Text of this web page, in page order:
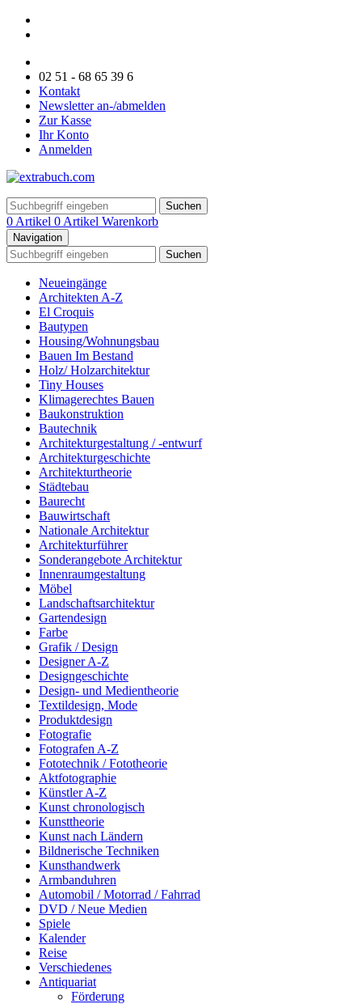
02 51 - 68 65 39 6
Kontakt
Newsletter an-/abmelden
Zur Kasse
Ihr Konto
Anmelden
Suchen
0 Artikel 0 Artikel Warenkorb
Navigation
Suchen
Neueingänge
Architekten A-Z
El Croquis
Bautypen
Housing/Wohnungsbau
Bauen Im Bestand
Holz/ Holzarchitektur
Tiny Houses
Klimagerechtes Bauen
Baukonstruktion
Bautechnik
Architekturgestaltung / -entwurf
Architekturgeschichte
Architekturtheorie
Städtebau
Baurecht
Bauwirtschaft
Nationale Architektur
Architekturführer
Sonderangebote Architektur
Innenraumgestaltung
Möbel
Landschaftsarchitektur
Gartendesign
Farbe
Grafik / Design
Designer A-Z
Designgeschichte
Design- und Medientheorie
Textildesign, Mode
Produktdesign
Fotografie
Fotografen A-Z
Fototechnik / Fototheorie
Aktfotographie
Künstler A-Z
Kunst chronologisch
Kunsttheorie
Kunst nach Ländern
Bildnerische Techniken
Kunsthandwerk
Armbanduhren
Automobil / Motorrad / Fahrrad
DVD / Neue Medien
Spiele
Kalender
Reise
Verschiedenes
Antiquariat
Förderung